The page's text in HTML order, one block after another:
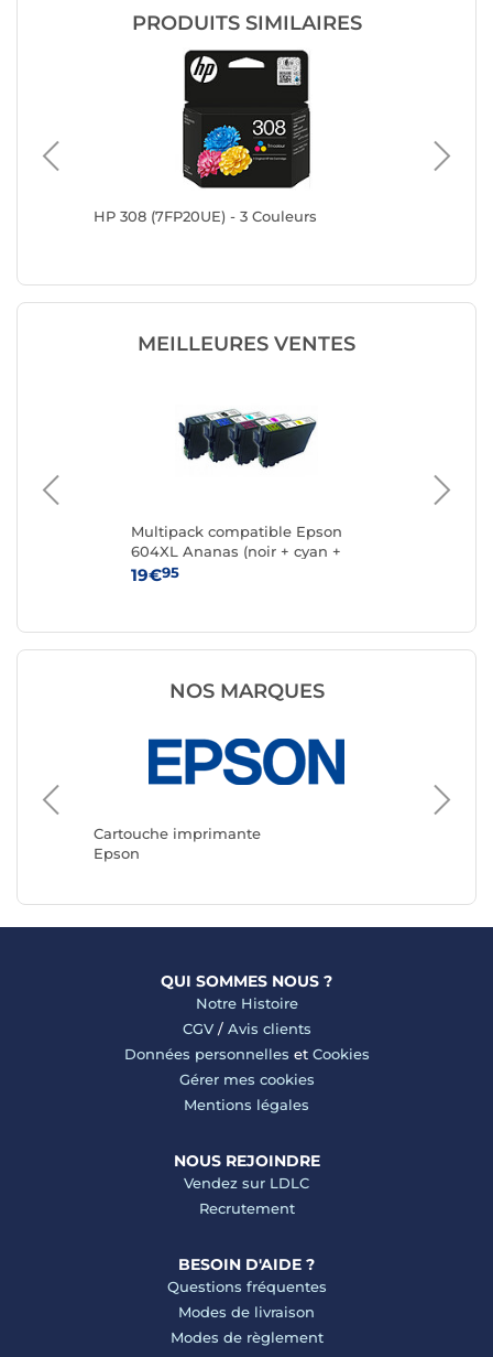
PRODUITS SIMILAIRES
HP 308 (7FP20UE) - 3 Couleurs
MEILLEURES VENTES
Multipack compatible Epson
604XL Ananas (noir + cyan +
magenta + jaune)
19€95
NOS MARQUES
Cartouche imprimante
Epson
Canon
QUI SOMMES NOUS ?
Notre Histoire
CGV/ Avis clients
Données personnelles et Cookies
Gérer mes cookies
Mentions légales
NOUS REJOINDRE
Vendez sur LDLC
Recrutement
BESOIN D'AIDE ?
Questions fréquentes
Modes de livraison
Modes de règlement